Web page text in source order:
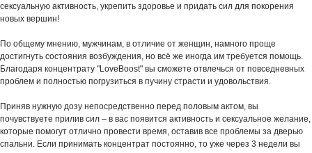
сексуальную активность, укрепить здоровье и придать сил для покорения
новых вершин!
По общему мнению, мужчинам, в отличие от женщин, намного проще
достигнуть состояния возбуждения, но всё же иногда им требуется помощь.
Благодаря концентрату "LoveBoost" вы сможете отвлечься от повседневных
проблем и полностью погрузиться в пучину страсти и удовольствия.
Приняв нужную дозу непосредственно перед половым актом, вы
почувствуете прилив сил – в вас появится активность и сексуальное желание,
которые помогут отлично провести время, оставив все проблемы за дверью
спальни. Если принимать концентрат постоянно, то уже через 3 недели вы